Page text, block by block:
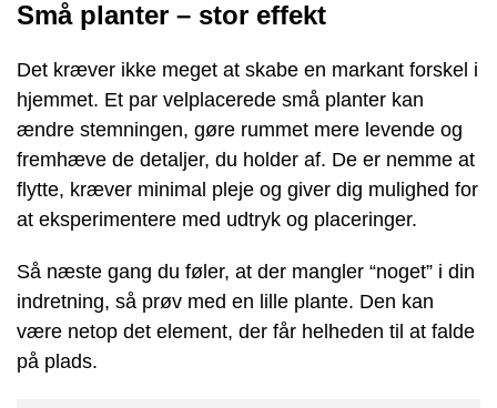
Små planter – stor effekt
Det kræver ikke meget at skabe en markant forskel i
hjemmet. Et par velplacerede små planter kan
ændre stemningen, gøre rummet mere levende og
fremhæve de detaljer, du holder af. De er nemme at
flytte, kræver minimal pleje og giver dig mulighed for
at eksperimentere med udtryk og placeringer.
Så næste gang du føler, at der mangler “noget” i din
indretning, så prøv med en lille plante. Den kan
være netop det element, der får helheden til at falde
på plads.